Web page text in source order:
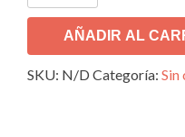
con
nosotros
para
seguir
AÑADIR AL
SKU: N/D Categoría: Sin